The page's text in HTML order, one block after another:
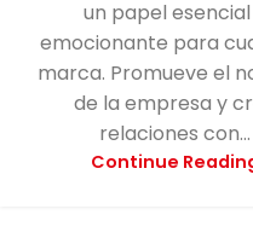
un papel
emocionante para
marca. Promueve el
de la empresa y
relaciones con...
Continue